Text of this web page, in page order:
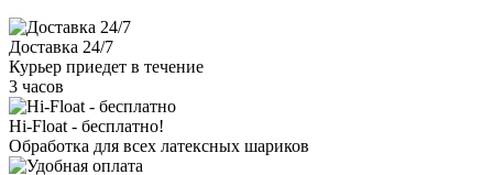
Доставка 24/7
Курьер приедет в течение
3 часов
Hi-Float - бесплатно!
Обработка для всех латексных шариков